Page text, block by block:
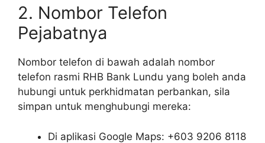
2. Nombor Telefon
Pejabatnya
Nombor telefon di bawah adalah nombor
telefon rasmi RHB Bank Lundu yang boleh anda
hubungi untuk perkhidmatan perbankan, sila
simpan untuk menghubungi mereka:
Di aplikasi Google Maps: +603 9206 8118